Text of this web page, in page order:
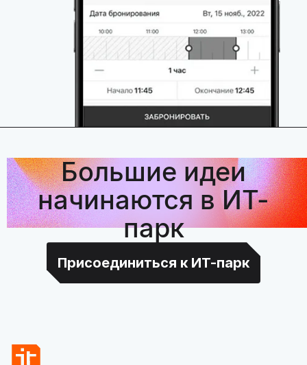
Большие идеи
начинаются в ИТ-
парк
Присоединиться к ИТ-парк